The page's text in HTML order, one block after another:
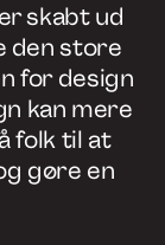
skabt ud
den store
for design
kan mere
folk til at
gøre en